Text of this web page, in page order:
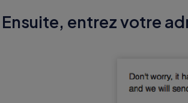
Ensuite, entrez votre